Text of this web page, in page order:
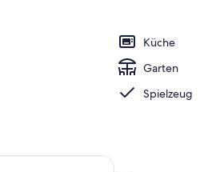
Küche
Garten
Spielzeug